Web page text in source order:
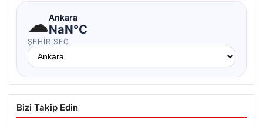
☁Ankara
NaN°C
ŞEHIR SEÇ
Bizi Takip Edin